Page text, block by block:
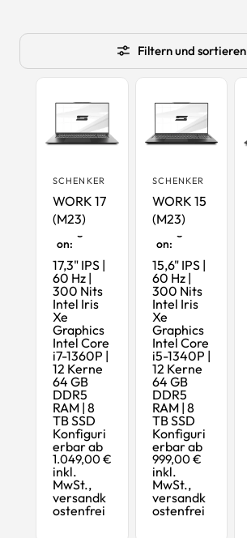
Filtern und sortieren
SCHENKER
WORK 17
(M23)
Maximalk
on:
17,3" IPS |
60 Hz |
300 Nits
Intel Iris
Xe
Graphics
Intel Core
i7-1360P |
12 Kerne
64 GB
DDR5
RAM | 8
TB SSD
Konfiguri
erbar ab
1.049,00 €
inkl.
MwSt.,
versandk
ostenfrei
SCHENKER
WORK 15
(M23)
Maximalk
on:
15,6" IPS |
60 Hz |
300 Nits
Intel Iris
Xe
Graphics
Intel Core
i5-1340P |
12 Kerne
64 GB
DDR5
RAM | 8
TB SSD
Konfiguri
erbar ab
999,00 €
inkl.
MwSt.,
versandk
ostenfrei